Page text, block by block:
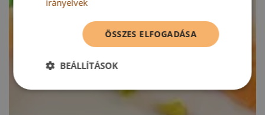
ÖSSZES ELFOGADÁSA
BEÁLLÍTÁSOK